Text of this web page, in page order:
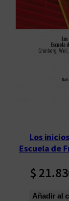
e
a
d
o
ú
l
i
m
Los
Escuela de
$
Añadir al